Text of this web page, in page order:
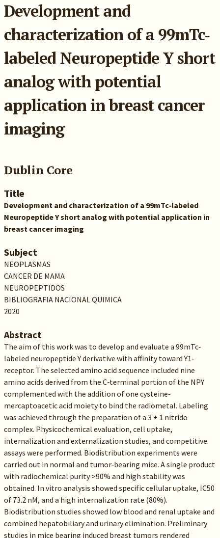
Development and
characterization of a 99mTc‐
labeled Neuropeptide Y short
analog with potential
application in breast cancer
imaging
Dublin Core
Title
Development and characterization of a 99mTc‐labeled
Neuropeptide Y short analog with potential application in
breast cancer imaging
Subject
NEOPLASMAS
CANCER DE MAMA
NEUROPEPTIDOS
BIBLIOGRAFIA NACIONAL QUIMICA
2020
Abstract
The aim of this work was to develop and evaluate a 99mTc‐
labeled neuropeptide Y derivative with affinity toward Y1‐
receptor. The selected amino acid sequence included nine
amino acids derived from the C‐terminal portion of the NPY
complemented with the addition of one cysteine‐
mercaptoacetic acid moiety to bind the radiometal. Labeling
was achieved through the preparation of a 3 + 1 nitrido
complex. Physicochemical evaluation, cell uptake,
internalization and externalization studies, and competitive
assays were performed. Biodistribution experiments were
carried out in normal and tumor‐bearing mice. A single product
with radiochemical purity >90% and high stability was
obtained. In vitro analysis showed specific cellular uptake, IC50
of 73.2 nM, and a high internalization rate (80%).
Biodistribution studies showed low blood and renal uptake and
combined hepatobiliary and urinary elimination. Preliminary
studies in mice bearing induced breast tumors rendered